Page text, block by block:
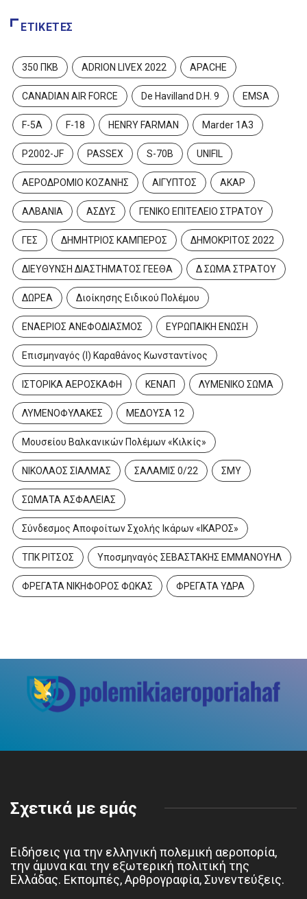
ΕΤΙΚΈΤΕΣ
350 ΠΚΒ ADRION LIVEX 2022 APACHE
CANADIAN AIR FORCE De Havilland D.H. 9 EMSA
F-5A F-18 HENRY FARMAN Marder 1A3
P2002-JF PASSEX S-70B UNIFIL
ΑΕΡΟΔΡΟΜΙΟ ΚΟΖΑΝΗΣ ΑΙΓΥΠΤΟΣ ΑΚΑΡ
ΑΛΒΑΝΙΑ ΑΣΔΥΣ ΓΕΝΙΚΟ ΕΠΙΤΕΛΕΙΟ ΣΤΡΑΤΟΥ
ΓΕΣ ΔΗΜΗΤΡΙΟΣ ΚΑΜΠΕΡΟΣ ΔΗΜΟΚΡΙΤΟΣ 2022
ΔΙΕΥΘΥΝΣΗ ΔΙΑΣΤΗΜΑΤΟΣ ΓΕΕΘΑ Δ ΣΩΜΑ ΣΤΡΑΤΟΥ
ΔΩΡΕΑ Διοίκησης Ειδικού Πολέμου
ΕΝΑΕΡΙΟΣ ΑΝΕΦΟΔΙΑΣΜΟΣ ΕΥΡΩΠΑΙΚΗ ΕΝΩΣΗ
Επισμηναγός (Ι) Καραθάνος Κωνσταντίνος
ΙΣΤΟΡΙΚΑ ΑΕΡΟΣΚΑΦΗ ΚΕΝΑΠ ΛΥΜΕΝΙΚΟ ΣΩΜΑ
ΛΥΜΕΝΟΦΥΛΑΚΕΣ ΜΕΔΟΥΣΑ 12
Μουσείου Βαλκανικών Πολέμων «Κιλκίς»
ΝΙΚΟΛΑΟΣ ΣΙΑΛΜΑΣ ΣΑΛΑΜΙΣ 0/22 ΣΜΥ
ΣΩΜΑΤΑ ΑΣΦΑΛΕΙΑΣ
Σύνδεσμος Αποφοίτων Σχολής Ικάρων «ΙΚΑΡΟΣ»
ΤΠΚ ΡΙΤΣΟΣ Υποσμηναγός ΣΕΒΑΣΤΑΚΗΣ ΕΜΜΑΝΟΥΗΛ
ΦΡΕΓΑΤΑ ΝΙΚΗΦΟΡΟΣ ΦΩΚΑΣ ΦΡΕΓΑΤΑ ΥΔΡΑ
Σχετικά με εμάς
Ειδήσεις για την ελληνική πολεμική αεροπορία,
την άμυνα και την εξωτερική πολιτική της
Ελλάδας. Εκπομπές, Αρθρογραφία, Συνεντεύξεις.